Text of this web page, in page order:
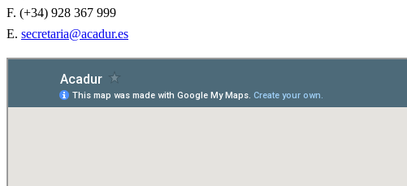
F. (+34) 928 367 999
E. secretaria@acadur.es